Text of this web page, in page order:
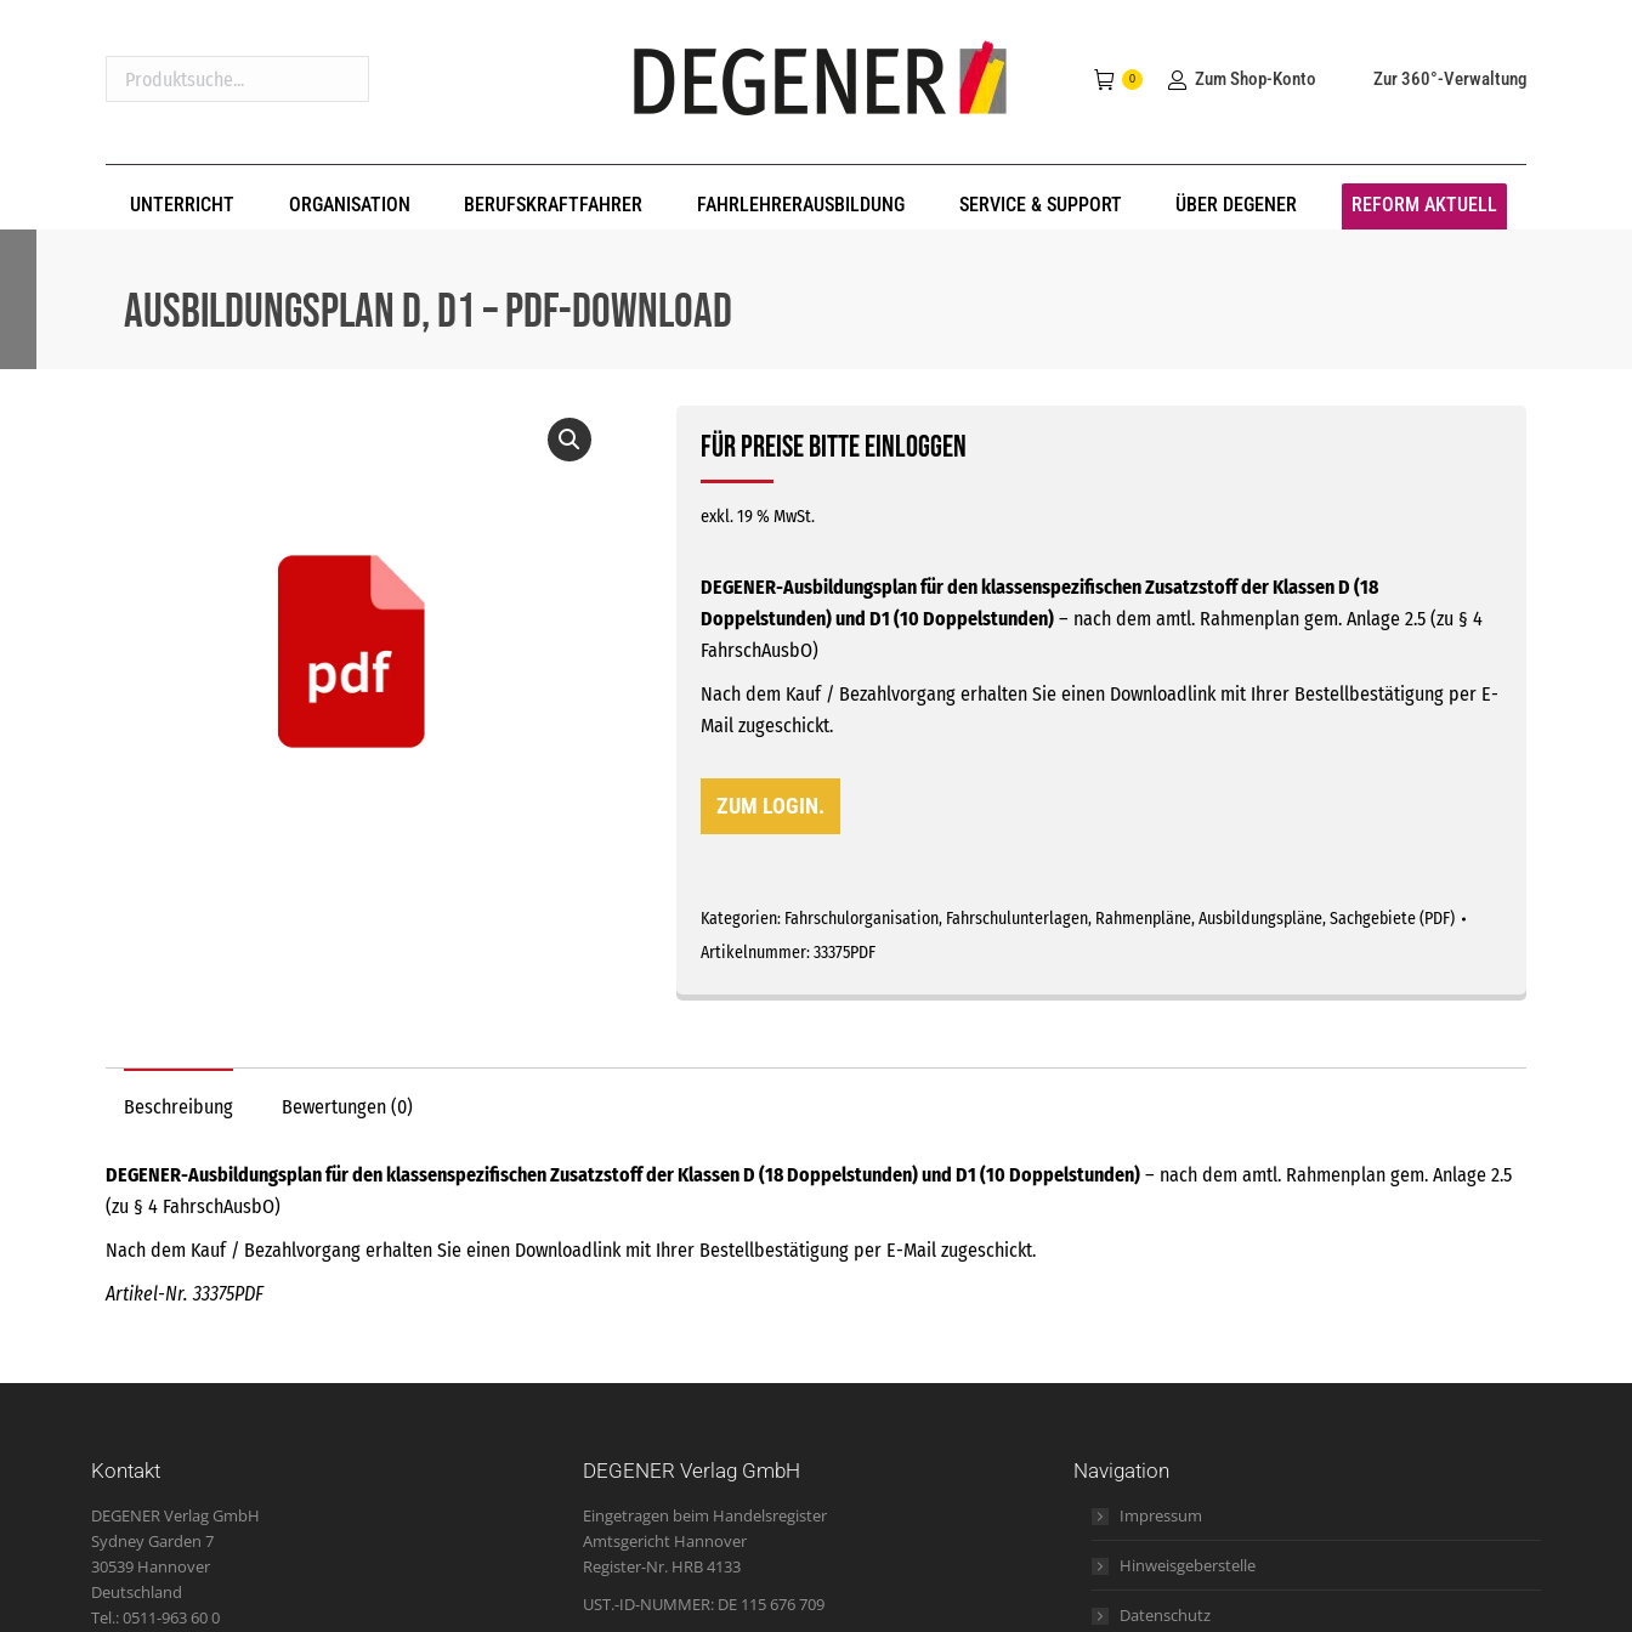
Produktsuche...
0 Zum Shop-Konto Zur 360°-Verwaltung
UNTERRICHT ORGANISATION BERUFSKRAFTFAHRER FAHRLEHRERAUSBILDUNG SERVICE & SUPPORT ÜBER DEGENER REFORM AKTUELL
Ausbildungsplan D, D1 – PDF-Download
Für Preise bitte einloggen
exkl. 19 % MwSt.
DEGENER-Ausbildungsplan für den klassenspezifischen Zusatzstoff der Klassen D (18
Doppelstunden) und D1 (10 Doppelstunden)– nach dem amtl. Rahmenplan gem. Anlage 2.5 (zu § 4
FahrschAusbO)
Nach dem Kauf / Bezahlvorgang erhalten Sie einen Downloadlink mit Ihrer Bestellbestätigung per E-
Mail zugeschickt.
ZUM LOGIN.
Kategorien: Fahrschulorganisation, Fahrschulunterlagen, Rahmenpläne, Ausbildungspläne, Sachgebiete (PDF)
Artikelnummer:33375PDF
Beschreibung Bewertungen (0)
DEGENER-Ausbildungsplan für den klassenspezifischen Zusatzstoff der Klassen D (18 Doppelstunden) und D1 (10 Doppelstunden) – nach dem amtl. Rahmenplan gem. Anlage 2.5
(zu § 4 FahrschAusbO)
Nach dem Kauf / Bezahlvorgang erhalten Sie einen Downloadlink mit Ihrer Bestellbestätigung per E-Mail zugeschickt.
Artikel-Nr. 33375PDF
Kontakt
DEGENER Verlag GmbH
Sydney Garden 7
30539 Hannover
Deutschland
Tel.: 0511-963 60 0
DEGENER Verlag GmbH
Eingetragen beim Handelsregister
Amtsgericht Hannover
Register-Nr. HRB 4133
UST.-ID-NUMMER: DE 115 676 709
Navigation
Impressum
Hinweisgeberstelle
Datenschutz